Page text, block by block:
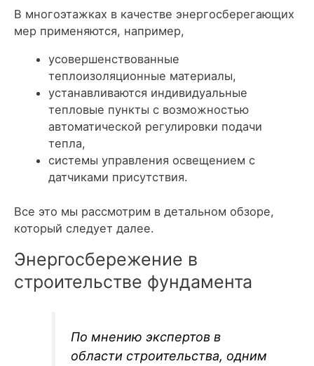
В многоэтажках в качестве энергосберегающих
мер применяются, например,
усовершенствованные
теплоизоляционные материалы,
устанавливаются индивидуальные
тепловые пункты с возможностью
автоматической регулировки подачи
тепла,
системы управления освещением с
датчиками присутствия.
Все это мы рассмотрим в детальном обзоре,
который следует далее.
Энергосбережение в
строительстве фундамента
По мнению экспертов в
области строительства, одним